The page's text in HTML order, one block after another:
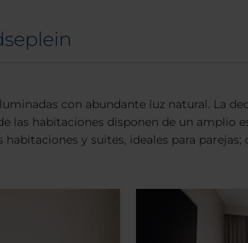
con abundante luz natural. La
las habitaciones disponen de un amplio
y suites, ideales para